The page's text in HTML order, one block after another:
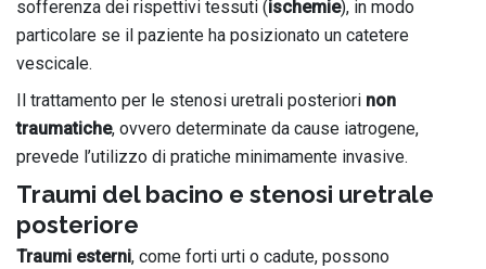
sofferenza dei rispettivi tessuti (ischemie), in modo
particolare se il paziente ha posizionato un catetere
vescicale.
Il trattamento per le stenosi uretrali posteriori non
traumatiche, ovvero determinate da cause iatrogene,
prevede l’utilizzo di pratiche minimamente invasive.
Traumi del bacino e stenosi uretrale
posteriore
Traumi esterni, come forti urti o cadute, possono